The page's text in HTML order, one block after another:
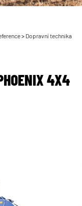
> Dopravní technika
4X4